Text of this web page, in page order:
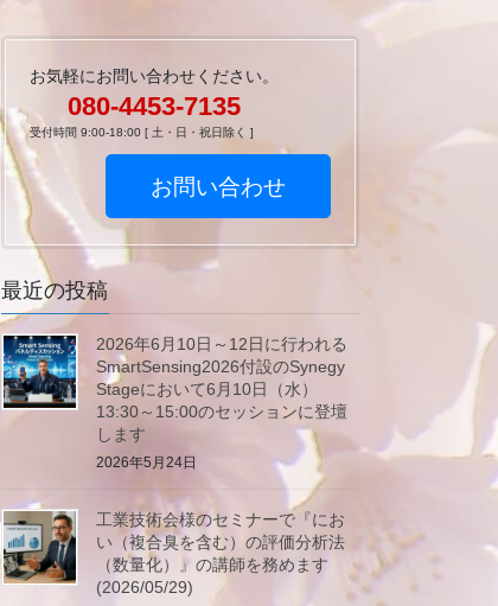
お気軽にお問い合わせください。
080-4453-7135
受付時間 9:00-18:00 [ 土・日・祝日除く ]
お問い合わせ
最近の投稿
2026年6月10日～12日に行われる
SmartSensing2026付設のSynegy
Stageにおいて6月10日（水）
13:30～15:00のセッションに登壇
します
2026年5月24日
工業技術会様のセミナーで『にお
い（複合臭を含む）の評価分析法
（数量化）』の講師を務めます
(2026/05/29)